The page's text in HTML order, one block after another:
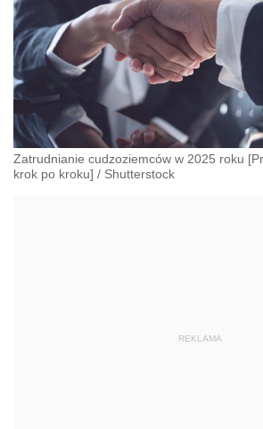
Zatrudnianie cudzoziemców w 2025 roku
krok po kroku] / Shutterstock